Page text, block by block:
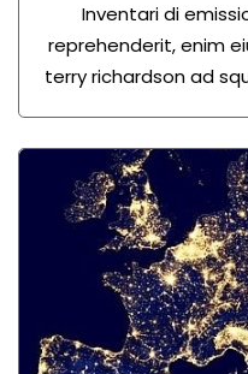
Inventari di
reprehenderit, enim
terry richardson ad